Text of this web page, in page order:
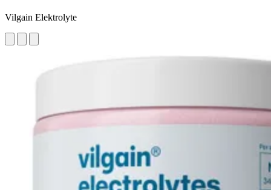
Vilgain Elektrolyte